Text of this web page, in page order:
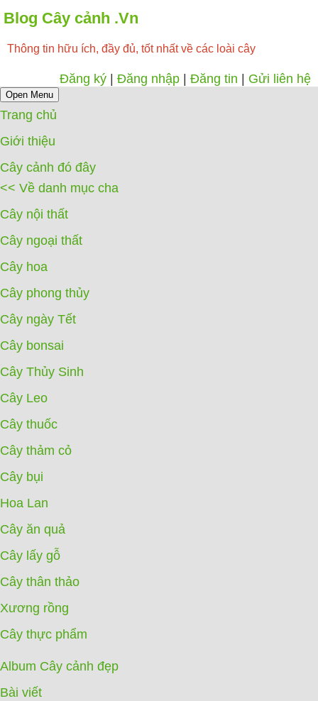
Blog Cây cảnh .Vn
Thông tin hữu ích, đầy đủ, tốt nhất về các loài cây
Đăng ký Đăng nhập Đăng tin Gửi liên hệ
Open Menu
Trang chủ
Giới thiệu
Cây cảnh đó đây
<< Về danh mục cha
Cây nội thất
Cây ngoại thất
Cây hoa
Cây phong thủy
Cây ngày Tết
Cây bonsai
Cây Thủy Sinh
Cây Leo
Cây thuốc
Cây thảm cỏ
Cây bụi
Hoa Lan
Cây ăn quả
Cây lấy gỗ
Cây thân thảo
Xương rồng
Cây thực phẩm
Album Cây cảnh đẹp
Bài viết